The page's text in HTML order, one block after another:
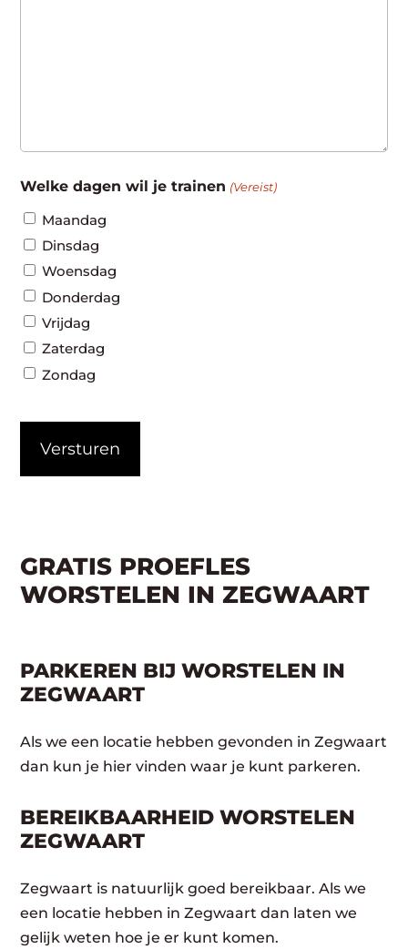
Welke dagen wil je trainen (Vereist)
Maandag
Dinsdag
Woensdag
Donderdag
Vrijdag
Zaterdag
Zondag
GRATIS PROEFLES
WORSTELEN IN ZEGWAART
PARKEREN BIJ WORSTELEN IN
ZEGWAART
Als we een locatie hebben gevonden in Zegwaart
dan kun je hier vinden waar je kunt parkeren.
BEREIKBAARHEID WORSTELEN
ZEGWAART
Zegwaart is natuurlijk goed bereikbaar. Als we
een locatie hebben in Zegwaart dan laten we
gelijk weten hoe je er kunt komen.